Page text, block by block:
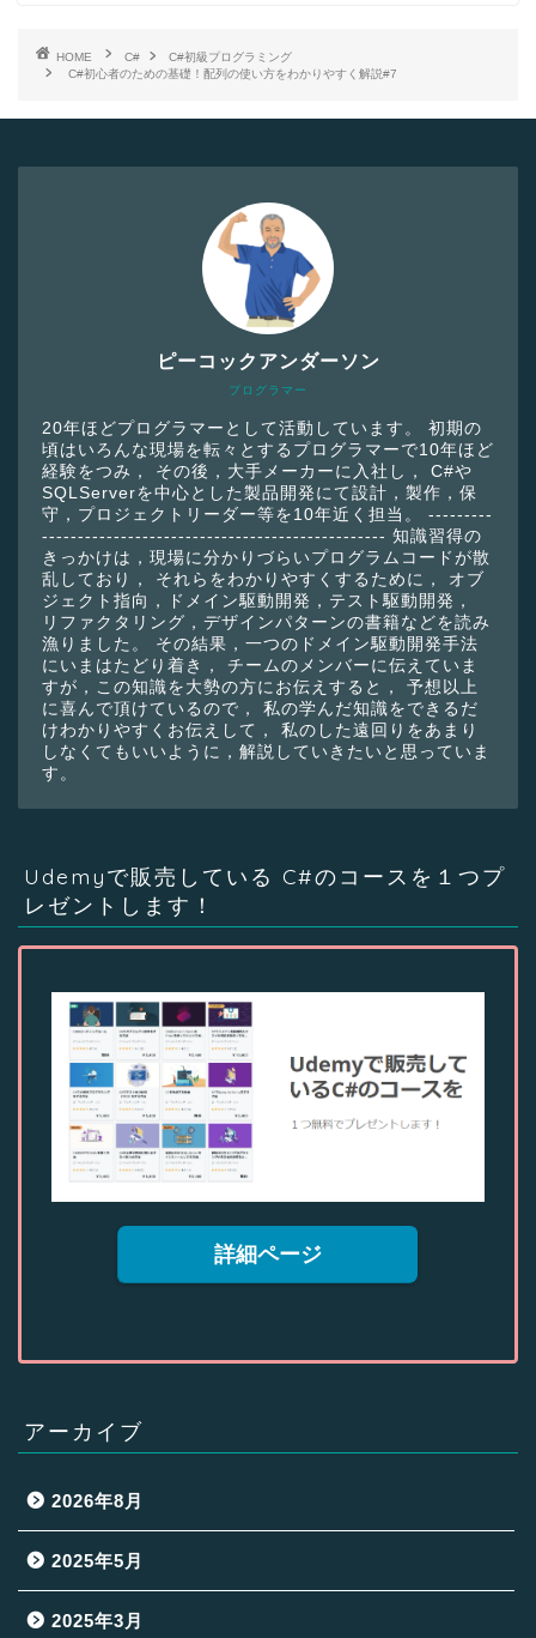
HOME C#
C#初級プログラミング
C#初心者のための基礎！配列の使い方をわかりやすく解説#7
プログラマー
ピーコックアンダーソン
20年ほどプログラマーとして活動しています。 初期の
頃はいろんな現場を転々とするプログラマーで10年ほど
経験をつみ， その後，大手メーカーに入社し， C#や
SQLServerを中心とした製品開発にて設計，製作，保
守，プロジェクトリーダー等を10年近く担当。 ---------
------------------------------------------------ 知識習得の
きっかけは，現場に分かりづらいプログラムコードが散
乱しており， それらをわかりやすくするために， オブ
ジェクト指向，ドメイン駆動開発，テスト駆動開発，
リファクタリング，デザインパターンの書籍などを読み
漁りました。 その結果，一つのドメイン駆動開発手法
にいまはたどり着き， チームのメンバーに伝えていま
すが，この知識を大勢の方にお伝えすると， 予想以上
に喜んで頂けているので， 私の学んだ知識をできるだ
けわかりやすくお伝えして， 私のした遠回りをあまり
しなくてもいいように，解説していきたいと思っていま
す。
Udemyで販売している C#のコースを１つプ
レゼントします！
詳細ページ
アーカイブ
2026年8月
2025年5月
2025年3月